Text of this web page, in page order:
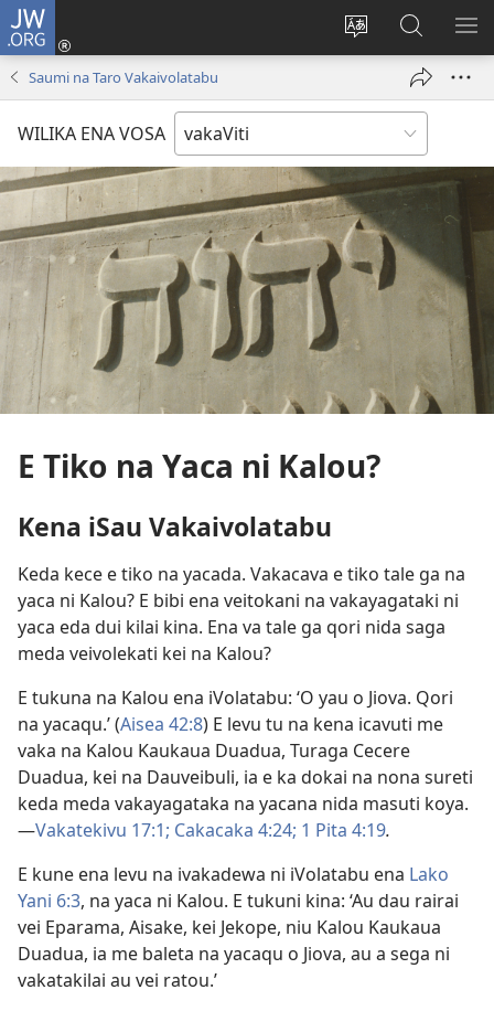
JW.ORG
Veisautaka
Dolava
(opens
Vaqara
ena
JW.ORG
Saumi na Taro Vakaivolatabu
WILIKA ENA VOSA
E Tiko na Yaca ni Kalou?
Kena iSau Vakaivolatabu
Keda kece e tiko na yacada. Vakacava e tiko tale ga na
yaca ni Kalou? E bibi ena veitokani na vakayagataki ni
yaca eda dui kilai kina. Ena va tale ga qori nida saga
meda veivolekati kei na Kalou?
E tukuna na Kalou ena iVolatabu: ‘O yau o Jiova. Qori
na yacaqu.’ (Aisea 42:8) E levu tu na kena icavuti me
vaka na Kalou Kaukaua Duadua, Turaga Cecere
Duadua, kei na Dauveibuli, ia e ka dokai na nona sureti
keda meda vakayagataka na yacana nida masuti koya.
—Vakatekivu 17:1; Cakacaka 4:24; 1 Pita 4:19.
E kune ena levu na ivakadewa ni iVolatabu ena Lako
Yani 6:3, na yaca ni Kalou. E tukuni kina: ‘Au dau rairai
vei Eparama, Aisake, kei Jekope, niu Kalou Kaukaua
Duadua, ia me baleta na yacaqu o Jiova, au a sega ni
vakatakilai au vei ratou.’